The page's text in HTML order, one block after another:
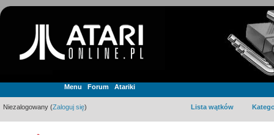
Menu Forum Atariki
Niezalogowany (Zaloguj się) Lista wątków